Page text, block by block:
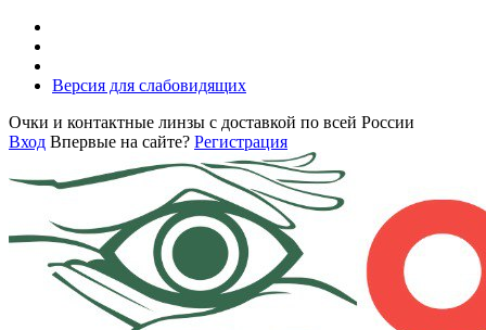
Версия для слабовидящих
Очки и контактные линзы с доставкой по всей России
Вход Впервые на сайте? Регистрация